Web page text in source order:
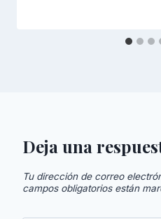
Deja una
Tu dirección de correo
campos obligatorios están